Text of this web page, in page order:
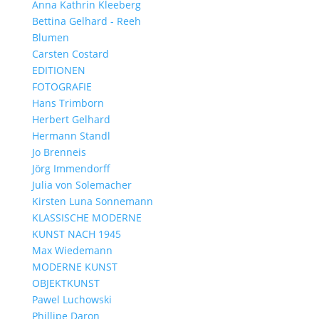
Anna Kathrin Kleeberg
Bettina Gelhard - Reeh
Blumen
Carsten Costard
EDITIONEN
FOTOGRAFIE
Hans Trimborn
Herbert Gelhard
Hermann Standl
Jo Brenneis
Jörg Immendorff
Julia von Solemacher
Kirsten Luna Sonnemann
KLASSISCHE MODERNE
KUNST NACH 1945
Max Wiedemann
MODERNE KUNST
OBJEKTKUNST
Pawel Luchowski
Phillipe Daron